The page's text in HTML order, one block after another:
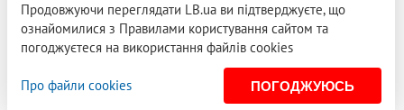
Продовжуючи переглядати LB.ua ви підтверджуєте, що
ознайомилися з Правилами користування сайтом та
погоджуєтеся на використання файлів cookies
Про файли cookies ПОГОДЖУЮСЬ